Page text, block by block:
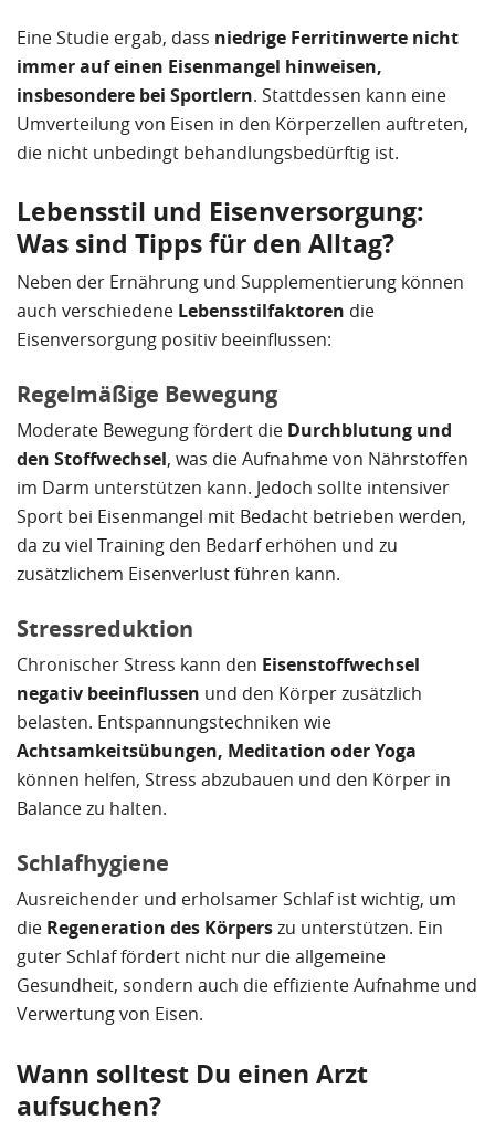
Eine Studie ergab, dass niedrige Ferritinwerte nicht
immer auf einen Eisenmangel hinweisen,
insbesondere bei Sportlern. Stattdessen kann eine
Umverteilung von Eisen in den Körperzellen auftreten,
die nicht unbedingt behandlungsbedürftig ist.
Lebensstil und Eisenversorgung:
Was sind Tipps für den Alltag?
Neben der Ernährung und Supplementierung können
auch verschiedene Lebensstilfaktoren die
Eisenversorgung positiv beeinflussen:
Regelmäßige Bewegung
Moderate Bewegung fördert die Durchblutung und
den Stoffwechsel, was die Aufnahme von Nährstoffen
im Darm unterstützen kann. Jedoch sollte intensiver
Sport bei Eisenmangel mit Bedacht betrieben werden,
da zu viel Training den Bedarf erhöhen und zu
zusätzlichem Eisenverlust führen kann.
Stressreduktion
Chronischer Stress kann den Eisenstoffwechsel
negativ beeinflussen und den Körper zusätzlich
belasten. Entspannungstechniken wie
Achtsamkeitsübungen, Meditation oder Yoga
können helfen, Stress abzubauen und den Körper in
Balance zu halten.
Schlafhygiene
Ausreichender und erholsamer Schlaf ist wichtig, um
die Regeneration des Körperszu unterstützen. Ein
guter Schlaf fördert nicht nur die allgemeine
Gesundheit, sondern auch die effiziente Aufnahme und
Verwertung von Eisen.
Wann solltest Du einen Arzt
aufsuchen?